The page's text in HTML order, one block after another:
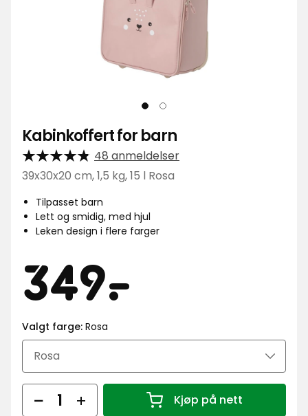
Kabinkoffert for barn
48 anmeldelser
39x30x20 cm, 1,5 kg, 15 l Rosa
Tilpasset barn
Lett og smidig, med hjul
Leken design i flere farger
Pris
349-
.
kr
Valgt farge: Rosa
Antall Kjøp på nett
Antall 1